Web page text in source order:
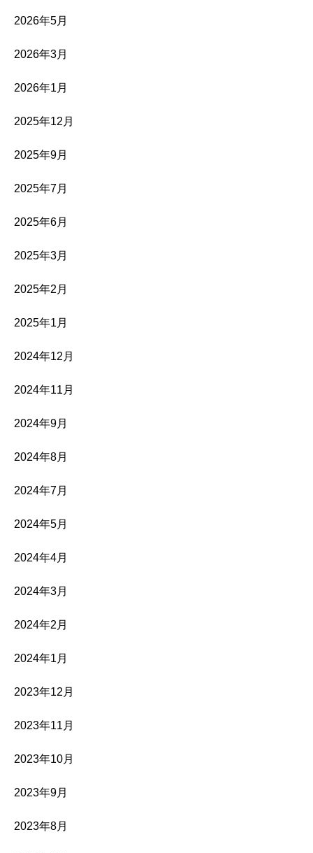
2026年5月
2026年3月
2026年1月
2025年12月
2025年9月
2025年7月
2025年6月
2025年3月
2025年2月
2025年1月
2024年12月
2024年11月
2024年9月
2024年8月
2024年7月
2024年5月
2024年4月
2024年3月
2024年2月
2024年1月
2023年12月
2023年11月
2023年10月
2023年9月
2023年8月